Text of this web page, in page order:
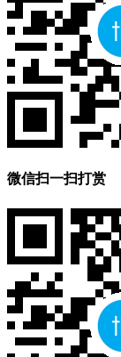
微信扫一扫打赏